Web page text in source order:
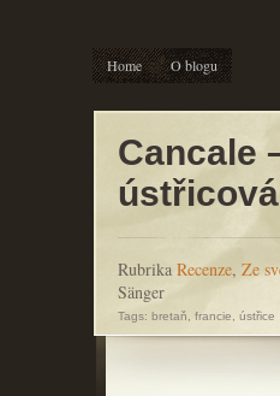
Home O blogu
Cancale
ústřicová
Rubrika Recenze, Ze
Sänger
Tags: bretaň francie ústřice